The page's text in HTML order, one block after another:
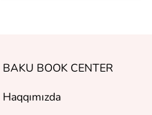
BAKU BOOK CENTER
Haqqımızda